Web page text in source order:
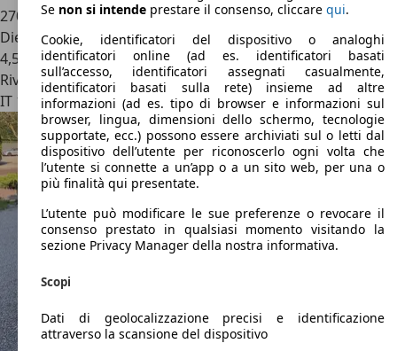
270.000 km
Diesel
4,5 l/100 km (comb.)
Rivenditore
IT 13030Caresanablot - Vercelli - Vc
Se non si intende prestare il consenso, cliccare qui.
Cookie, identificatori del dispositivo o analoghi
identificatori online (ad es. identificatori basati
sull’accesso, identificatori assegnati casualmente,
identificatori basati sulla rete) insieme ad altre
informazioni (ad es. tipo di browser e informazioni sul
browser, lingua, dimensioni dello schermo, tecnologie
supportate, ecc.) possono essere archiviati sul o letti dal
dispositivo dell’utente per riconoscerlo ogni volta che
l’utente si connette a un’app o a un sito web, per una o
più finalità qui presentate.
L’utente può modificare le sue preferenze o revocare il
consenso prestato in qualsiasi momento visitando la
sezione Privacy Manager della nostra informativa.
Scopi
Dati di geolocalizzazione precisi e identificazione
attraverso la scansione del dispositivo